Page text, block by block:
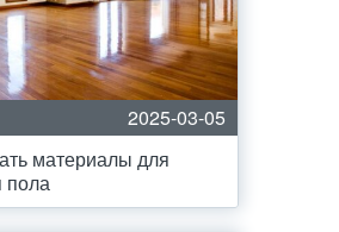
2025-03-05
материалы для
пола